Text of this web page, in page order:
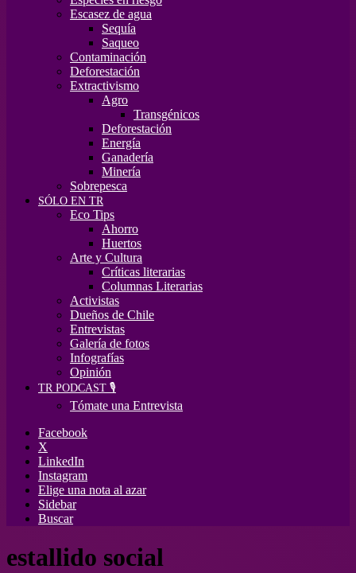
Escasez de agua
Sequía
Saqueo
Contaminación
Deforestación
Extractivismo
Agro
Transgénicos
Deforestación
Energía
Ganadería
Minería
Sobrepesca
SÓLO EN TR
Eco Tips
Ahorro
Huertos
Arte y Cultura
Críticas literarias
Columnas Literarias
Activistas
Dueños de Chile
Entrevistas
Galería de fotos
Infografías
Opinión
TR PODCAST 🎙️
Tómate una Entrevista
Facebook
X
LinkedIn
Instagram
Elige una nota al azar
Sidebar
Buscar
estallido social